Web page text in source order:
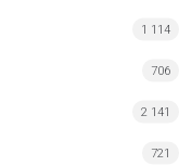
1 114
706
2 141
721